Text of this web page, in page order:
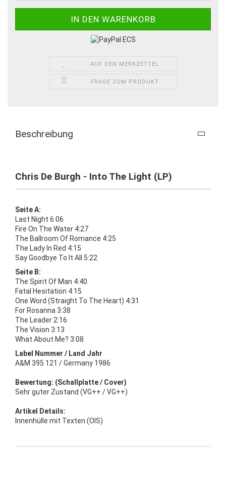
AUF DEN MERKZETTEL
FRAGE ZUM PRODUKT
Beschreibung
Chris De Burgh - Into The Light (LP)
Seite A:
Last Night 6:06
Fire On The Water 4:27
The Ballroom Of Romance 4:25
The Lady In Red 4:15
Say Goodbye To It All 5:22
Seite B:
The Spirit Of Man 4:40
Fatal Hesitation 4:15
One Word (Straight To The Heart) 4:31
For Rosanna 3:38
The Leader 2:16
The Vision 3:13
What About Me? 3:08
Label Nummer / Land Jahr
A&M 395 121 / Germany 1986
Bewertung: (Schallplatte / Cover)
Sehr guter Zustand (VG++ / VG++)
Artikel Details:
Innenhülle mit Texten (OIS)